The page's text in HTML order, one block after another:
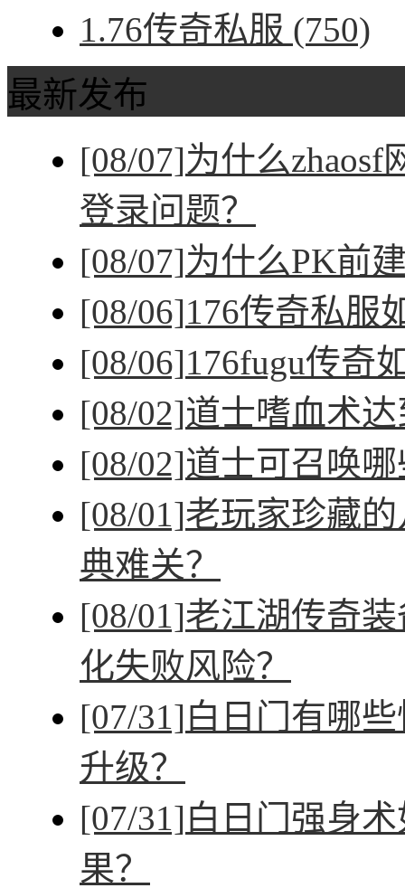
1.76传奇私服 (750)
最新发布
[08/07]为什么
登录问题？
[08/07]为什么PK前
[08/06]176传奇私服
[08/06]176fugu传奇
[08/02]道士嗜血术
[08/02]道士可召唤
[08/01]老玩家珍藏
典难关？
[08/01]老江湖传奇
化失败风险？
[07/31]白日门有哪
升级？
[07/31]白日门强身
果？